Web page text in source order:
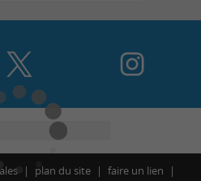
plan du site faire un lien